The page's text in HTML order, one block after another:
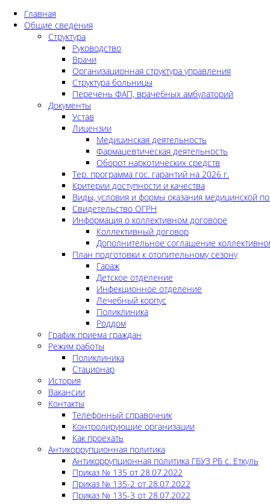
Главная
Общие сведения
Структура
Руководство
Врачи
Организационная структура управления
Структура больницы
Перечень ФАП, врачебных амбулаторий
Документы
Устав
Лицензии
Медицинская деятельность
Фармацевтическая деятельность
Оборот наркотических средств
Тер. программа гос. гарантий на 2026 г.
Критерии доступности и качества
Виды, условия и формы оказания медицинской
Свидетельство ОГРН
Информация о коллективном договоре
Коллективный договор
Дополнительное соглашение
План подготовки к отопительному сезону
Гараж
Детское отделение
Инфекционное отделение
Лечебный корпус
Поликлиника
Роддом
График приема граждан
Режим работы
Поликлиника
Стационар
История
Вакансии
Контакты
Телефонный справочник
Контролирующие организации
Как проехать
Антикоррупционная политика
Антикоррупционная политика ГБУЗ РБ с. Еткуль
Приказ № 135 от 28.07.2022
Приказ № 135-2 от 28.07.2022
Приказ № 135-3 от 28.07.2022